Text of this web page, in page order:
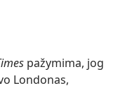
pažymima, jog
Londonas,